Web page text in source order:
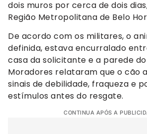
dois muros por cerca de dois
Região Metropolitana de Belo
De acordo com os militares, o
definida, estava encurralado
casa da solicitante e a parede
Moradores relataram que o cão
sinais de debilidade, fraqueza e
estímulos antes do resgate.
CONTINUA APÓS A